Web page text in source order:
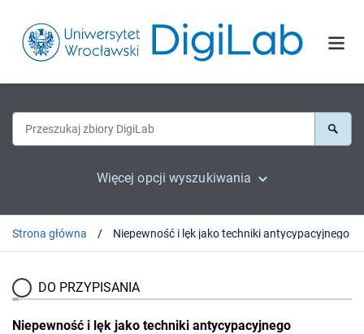
Więcej opcji wyszukiwania
Strona główna
DO PRZYPISANIA
Niepewność i lęk jako techniki antycypacyjnego